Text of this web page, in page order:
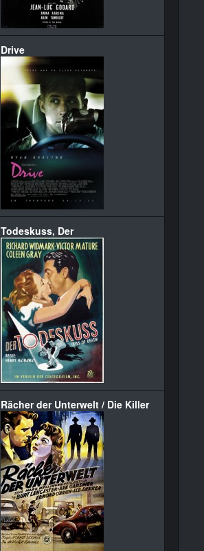
Drive
Todeskuss, Der
Rächer der Unterwelt / Die Killer